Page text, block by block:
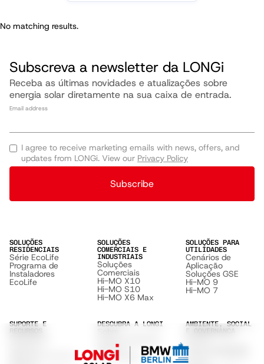
No matching results.
Subscreva a newsletter da LONGi
Receba as últimas novidades e atualizações sobre
energia solar diretamente na sua caixa de entrada.
Email address
I agree to receive marketing emails with news, offers, and
updates from LONGi. View our Privacy Policy
Subscribe
SOLUÇÕES
RESIDENCIAIS
Série EcoLife
Programa de
Instaladores
EcoLife
SOLUÇÕES
COMERCIAIS E
INDUSTRIAIS
Soluções
Comerciais
Hi-MO X10
Hi-MO S10
Hi-MO X6 Max
SOLUÇÕES PARA
UTILIDADES
Cenários de
Aplicação
Soluções GSE
Hi-MO 9
Hi-MO 7
SUPORTE E
DESCUBRA A LONGI
Termos
Privacidade
AMBIENTE, SOCIAL
E GOVERNANÇA
Sustentabilidade
Clima & Impacto